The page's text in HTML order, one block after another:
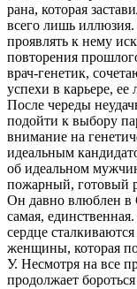
рана, которая
всего лишь иллюзия.
проявлять к нему
повторения
врач-генетик,
успехи в карьере, ее
После череды
подойти к выбору
внимание на
идеальным
об идеальном
пожарный, готовый
Он давно влюблен в
самая,
сердце
женщины, которая
У. Несмотря на все
продолжает